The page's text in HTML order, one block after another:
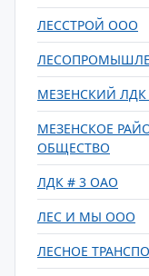
ЛЕССТРОЙ ООО
МЕЗЕНСКИЙ
МЕЗЕНСКОЕ
ОБЩЕСТВО
ЛДК # 3 ОАО
ЛЕС И МЫ ООО
ЛЕСНОЕ